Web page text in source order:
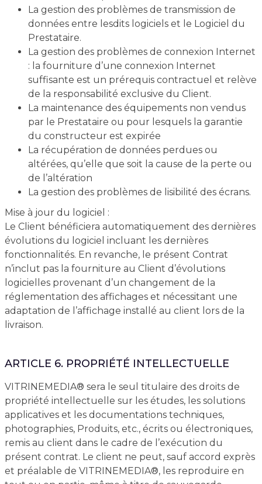
La gestion des problèmes de transmission de
données entre lesdits logiciels et le Logiciel du
Prestataire.
La gestion des problèmes de connexion Internet
: la fourniture d’une connexion Internet
suffisante est un prérequis contractuel et relève
de la responsabilité exclusive du Client.
La maintenance des équipements non vendus
par le Prestataire ou pour lesquels la garantie
du constructeur est expirée
La récupération de données perdues ou
altérées, qu’elle que soit la cause de la perte ou
de l’altération
La gestion des problèmes de lisibilité des écrans.
Mise à jour du logiciel :
Le Client bénéficiera automatiquement des dernières
évolutions du logiciel incluant les dernières
fonctionnalités. En revanche, le présent Contrat
n’inclut pas la fourniture au Client d’évolutions
logicielles provenant d’un changement de la
réglementation des affichages et nécessitant une
adaptation de l’affichage installé au client lors de la
livraison.
ARTICLE 6. PROPRIÉTÉ INTELLECTUELLE
VITRINEMEDIA® sera le seul titulaire des droits de
propriété intellectuelle sur les études, les solutions
applicatives et les documentations techniques,
photographies, Produits, etc., écrits ou électroniques,
remis au client dans le cadre de l’exécution du
présent contrat. Le client ne peut, sauf accord exprès
et préalable de VITRINEMEDIA®, les reproduire en